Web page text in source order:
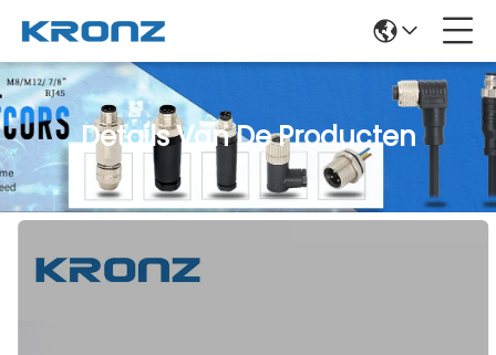
Details Van De Producten